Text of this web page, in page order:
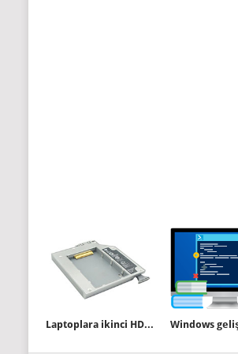
Laptoplara ikinci HDD nasıl takılır